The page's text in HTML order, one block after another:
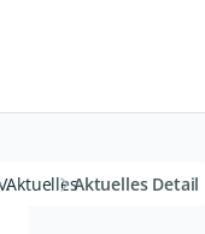
AktuellesAktuelles Detail